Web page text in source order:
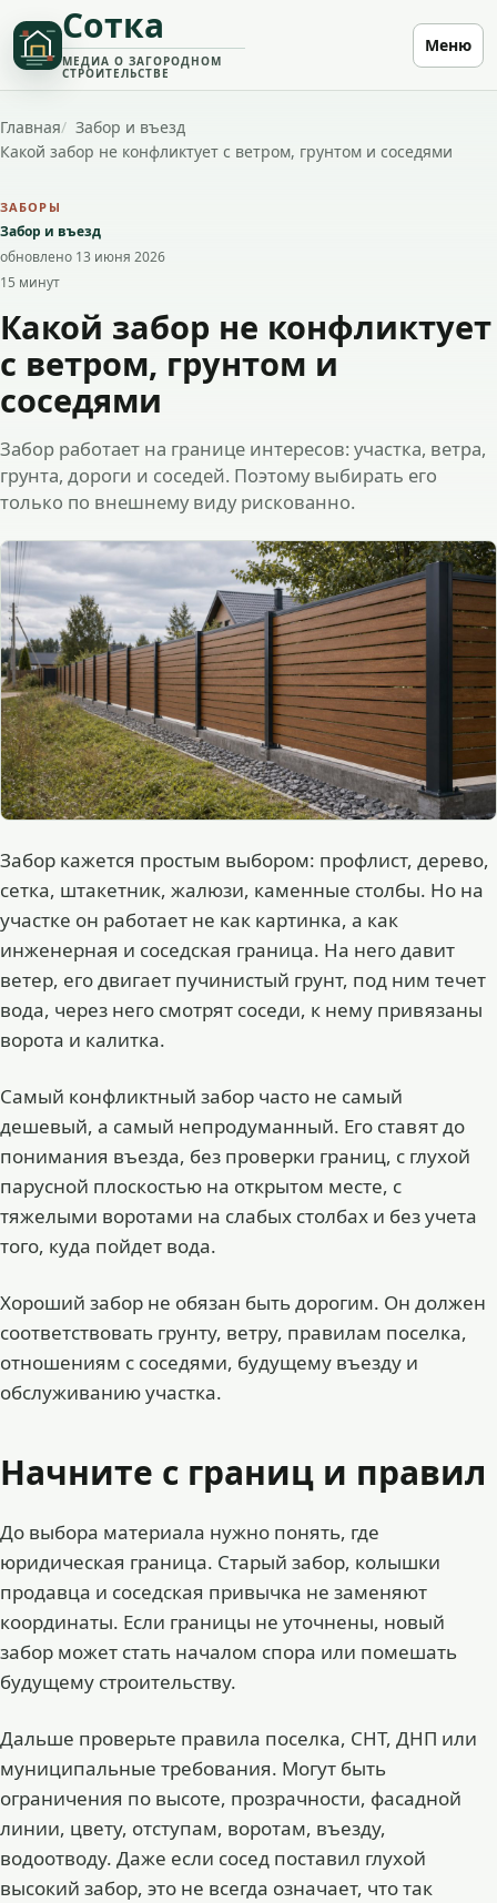
Сотка
МЕДИА О ЗАГОРОДНОМ
СТРОИТЕЛЬСТВЕ
Меню
Главная
Забор и въезд
Какой забор не конфликтует с ветром, грунтом и соседями
ЗАБОРЫ
Забор и въезд
обновлено 13 июня 2026
15 минут
Какой забор не конфликтует
с ветром, грунтом и
соседями
Забор работает на границе интересов: участка, ветра,
грунта, дороги и соседей. Поэтому выбирать его
только по внешнему виду рискованно.
Забор кажется простым выбором: профлист, дерево,
сетка, штакетник, жалюзи, каменные столбы. Но на
участке он работает не как картинка, а как
инженерная и соседская граница. На него давит
ветер, его двигает пучинистый грунт, под ним течет
вода, через него смотрят соседи, к нему привязаны
ворота и калитка.
Самый конфликтный забор часто не самый
дешевый, а самый непродуманный. Его ставят до
понимания въезда, без проверки границ, с глухой
парусной плоскостью на открытом месте, с
тяжелыми воротами на слабых столбах и без учета
того, куда пойдет вода.
Хороший забор не обязан быть дорогим. Он должен
соответствовать грунту, ветру, правилам поселка,
отношениям с соседями, будущему въезду и
обслуживанию участка.
Начните с границ и правил
До выбора материала нужно понять, где
юридическая граница. Старый забор, колышки
продавца и соседская привычка не заменяют
координаты. Если границы не уточнены, новый
забор может стать началом спора или помешать
будущему строительству.
Дальше проверьте правила поселка, СНТ, ДНП или
муниципальные требования. Могут быть
ограничения по высоте, прозрачности, фасадной
линии, цвету, отступам, воротам, въезду,
водоотводу. Даже если сосед поставил глухой
высокий забор, это не всегда означает, что так